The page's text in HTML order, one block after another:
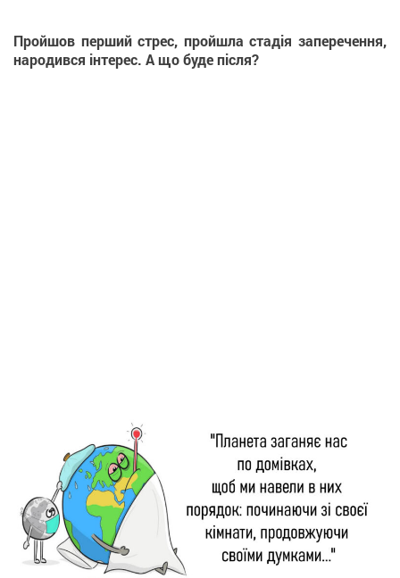
Пройшов перший стрес, пройшла стадія заперечення,
народився інтерес. А що буде після?